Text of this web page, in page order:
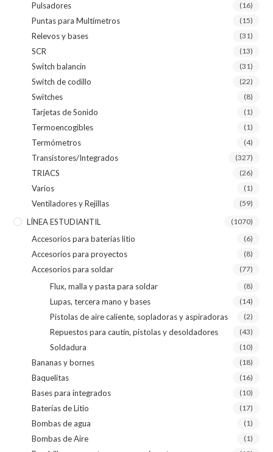
Pulsadores (16)
Puntas para Multímetros (15)
Relevos y bases (31)
SCR (13)
Switch balancin (31)
Switch de codillo (22)
Switches (8)
Tarjetas de Sonido (1)
Termoencogibles (1)
Termómetros (4)
Transistores/Integrados (327)
TRIACS (26)
Varios (1)
Ventiladores y Rejillas (59)
LÍNEA ESTUDIANTIL (1070)
Accesorios para baterias litio (6)
Accesorios para proyectos (8)
Accesorios para soldar (77)
Flux, malla y pasta para soldar (8)
Lupas, tercera mano y bases (14)
Pistolas de aire caliente, sopladoras y aspiradoras (2)
Repuestos para cautín, pistolas y desoldadores (43)
Soldadura (10)
Bananas y bornes (18)
Baquelitas (16)
Bases para integrados (10)
Baterías de Litio (17)
Bombas de agua (1)
Bombas de Aire (1)